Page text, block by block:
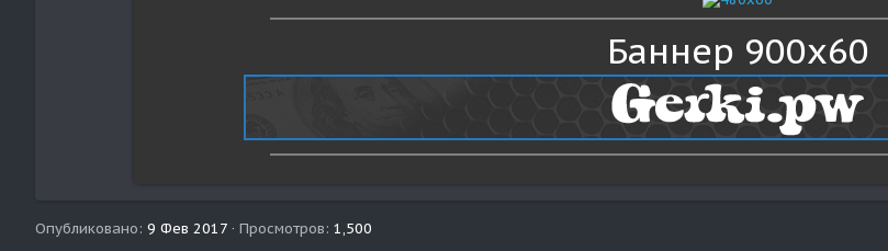
Баннер 900x60
Опубликовано 9 Фев 2017 Просмотров 1,500